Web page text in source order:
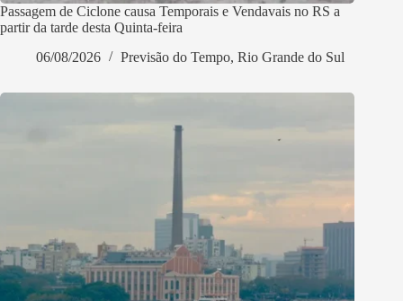
Passagem de Ciclone causa Temporais e Vendavais no RS a
partir da tarde desta Quinta-feira
06/08/2026
Previsão do Tempo, Rio Grande do Sul